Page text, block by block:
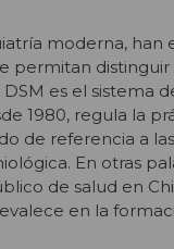
moderna,
permitan
es el sistema
1980, regula la
de referencia a
En otras
de salud en
en la